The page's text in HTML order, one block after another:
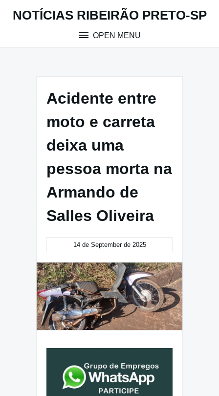
NOTÍCIAS RIBEIRÃO PRETO-SP
OPEN MENU
Acidente entre
moto e carreta
deixa uma
pessoa morta na
Armando de
Salles Oliveira
14 de September de 2025